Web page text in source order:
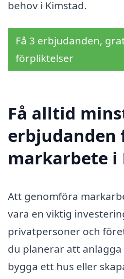
behov i Kimstad.
Få 3 erbjudanden,
förpliktelser
Få alltid
erbjudanden
markarbete i
Att genomföra
vara en viktig
privatpersoner och
du planerar att
bygga ett hus eller